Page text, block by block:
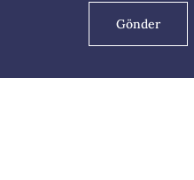
Gönder